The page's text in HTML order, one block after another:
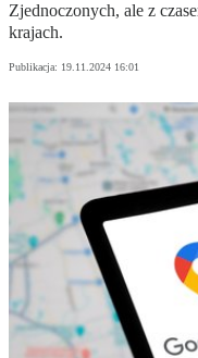
Zjednoczonych, ale z
krajach.
Publikacja: 19.11.2024 16:01